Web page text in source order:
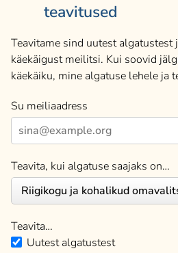
teavitused
Teavitame sind uutest algatustest
käekäigust meilitsi. Kui soovid
käekäiku, mine algatuse lehele ja
Su meiliaadress
Teavita, kui algatuse saajaks on…
Teavita…
Uutest algatustest